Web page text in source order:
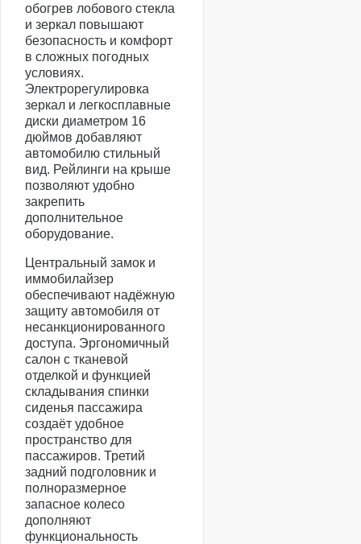
обогрев лобового стекла
и зеркал повышают
безопасность и комфорт
в сложных погодных
условиях.
Электрорегулировка
зеркал и легкосплавные
диски диаметром 16
дюймов добавляют
автомобилю стильный
вид. Рейлинги на крыше
позволяют удобно
закрепить
дополнительное
оборудование.
Центральный замок и
иммобилайзер
обеспечивают надёжную
защиту автомобиля от
несанкционированного
доступа. Эргономичный
салон с тканевой
отделкой и функцией
складывания спинки
сиденья пассажира
создаёт удобное
пространство для
пассажиров. Третий
задний подголовник и
полноразмерное
запасное колесо
дополняют
функциональность